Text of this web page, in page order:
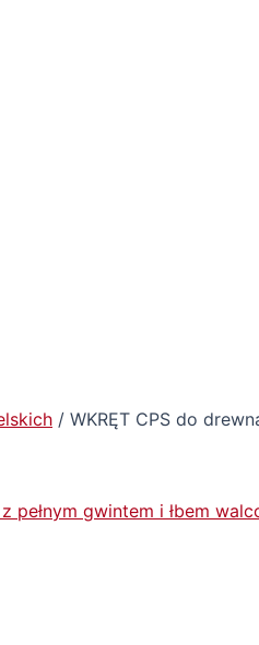
/ WKRĘT CPS do
pełnym gwintem i łbem